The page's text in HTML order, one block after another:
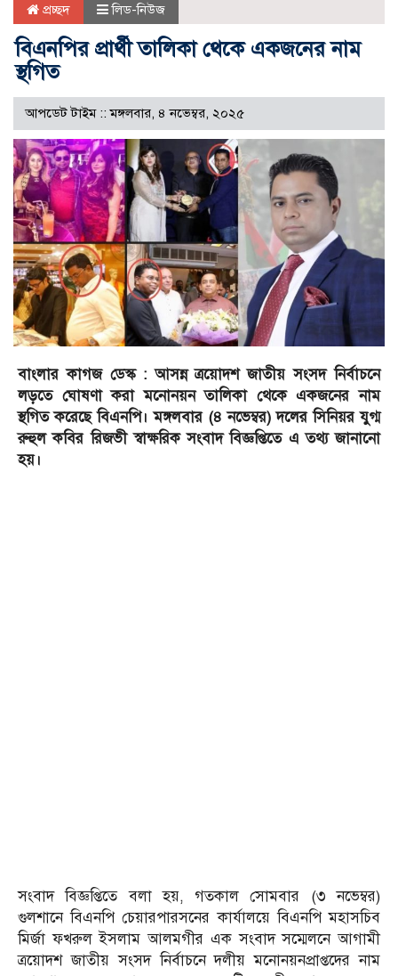
প্রচ্ছদ লিড-নিউজ
বিএনপির প্রার্থী তালিকা থেকে একজনের নাম
স্থগিত
আপডেট টাইম :: মঙ্গলবার, ৪ নভেম্বর, ২০২৫
বাংলার কাগজ ডেস্ক : আসন্ন ত্রয়োদশ জাতীয় সংসদ নির্বাচনে
লড়তে ঘোষণা করা মনোনয়ন তালিকা থেকে একজনের নাম
স্থগিত করেছে বিএনপি। মঙ্গলবার (৪ নভেম্বর) দলের সিনিয়র যুগ্ম
রুহুল কবির রিজভী স্বাক্ষরিক সংবাদ বিজ্ঞপ্তিতে এ তথ্য জানানো
হয়।
সংবাদ বিজ্ঞপ্তিতে বলা হয়, গতকাল সোমবার (৩ নভেম্বর)
গুলশানে বিএনপি চেয়ারপারসনের কার্যালয়ে বিএনপি মহাসচিব
মির্জা ফখরুল ইসলাম আলমগীর এক সংবাদ সম্মেলনে আগামী
ত্রয়োদশ জাতীয় সংসদ নির্বাচনে দলীয় মনোনয়নপ্রাপ্তদের নাম